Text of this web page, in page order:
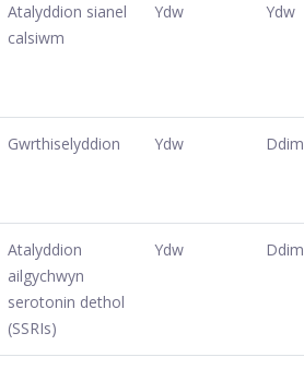
Atalyddion sianel
calsiwm
Ydw Ydw
Gwrthiselyddion Ydw Ddim
Atalyddion
ailgychwyn
serotonin dethol
(SSRIs)
Ydw Ddim